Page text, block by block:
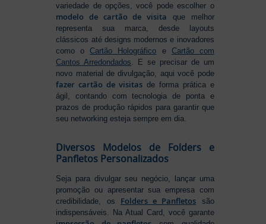
variedade de opções, você pode escolher o
modelo de cartão de visita que melhor
representa sua marca, desde layouts
clássicos até designs modernos e inovadores
como oCartão Holográfico e Cartão com
Cantos Arredondados . E se precisar de um
novo material de divulgação, aqui você pode
fazer cartão de visitas de forma prática e
ágil, contando com tecnologia de ponta e
prazos de produção rápidos para garantir que
seu networking esteja sempre em dia.
Diversos Modelos de Folders e
Panfletos Personalizados
Seja para divulgar seu negócio, lançar uma
promoção ou apresentar sua empresa com
credibilidade, os Folders e Panfletos são
indispensáveis. Na Atual Card, você garante